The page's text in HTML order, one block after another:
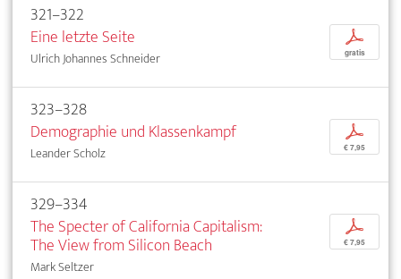
321–322
Eine letzte Seite
Ulrich Johannes Schneider
p
gratis
323–328
Demographie und Klassenkampf
Leander Scholz
p
€ 7,95
329–334
The Specter of California Capitalism:
The View from Silicon Beach
Mark Seltzer
p
€ 7,95